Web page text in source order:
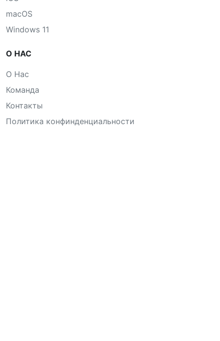
macOS
Windows 11
О НАС
О Нас
Команда
Контакты
Политика конфинденциальности